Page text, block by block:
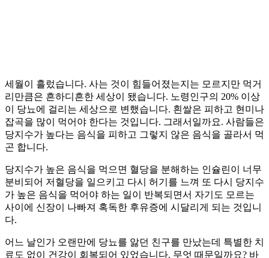
세월이 흘렀습니다. 사는 것이 힘들어졌는지는 모르지만 먹거
리만큼은 흔하디흔한 세상이 됐습니다. 노령인구의 20% 이상
이 당뇨에 걸리는 세상으로 변했습니다. 흰쌀은 피하고 현미나
잡곡을 많이 먹어야 한다는 것입니다. 그래서일까요. 사람들은
당지수가 높다는 음식을 피하고 그렇지 않은 음식을 골라서 먹
곤 합니다. ​
당지수가 높은 음식을 먹으면 혈당을 분해하는 인슐린이 너무
분비되어 저혈당을 일으키고 다시 허기를 느껴 또 다시 당지수
가 높은 음식을 먹어야 하는 일이 반복되면서 자기도 모르는
사이에 신장이 나빠져 혹독한 후유증에 시달리게 되는 것입니
다.
어느 날인가 오랜만에 당뇨를 앓던 친구를 만났는데 특별한 치
료도 없이 건강이 회복되어 있었습니다. 무엇 때문일까요? 바